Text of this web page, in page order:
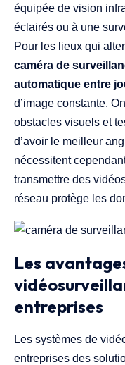
équipée de vision
éclairés ou à une
Pour les lieux qui
caméra de
automatique entre
d’image constante.
obstacles visuels et
d’avoir le meilleur
nécessitent
transmettre des
réseau protège les
Les
entreprises
Les systèmes de
entreprises des